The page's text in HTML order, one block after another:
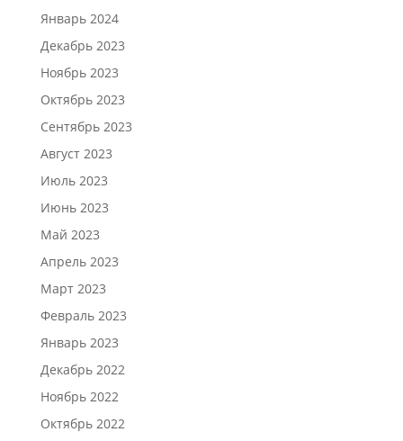
Январь 2024
Декабрь 2023
Ноябрь 2023
Октябрь 2023
Сентябрь 2023
Август 2023
Июль 2023
Июнь 2023
Май 2023
Апрель 2023
Март 2023
Февраль 2023
Январь 2023
Декабрь 2022
Ноябрь 2022
Октябрь 2022